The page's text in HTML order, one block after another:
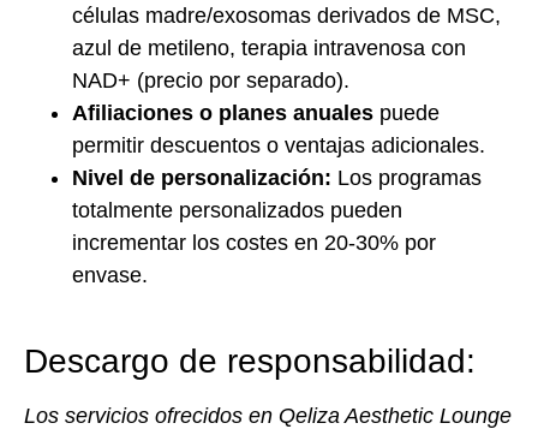
células madre/exosomas derivados de MSC,
azul de metileno, terapia intravenosa con
NAD+ (precio por separado).
Afiliaciones o planes anuales puede
permitir descuentos o ventajas adicionales.
Nivel de personalización: Los programas
totalmente personalizados pueden
incrementar los costes en 20-30% por
envase.
Descargo de responsabilidad:
Los servicios ofrecidos en Qeliza Aesthetic Lounge